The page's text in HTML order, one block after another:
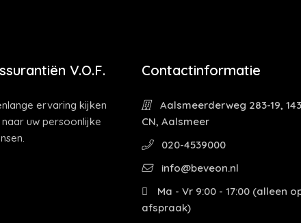
V.O.F.
ervaring kijken
uw persoonlijke
Contactinformatie
Aalsmeerderweg 283-19,
CN, Aalsmeer
020-4539000
info@beveon.nl
Ma - Vr 9:00 - 17:00 (alleen
afspraak)